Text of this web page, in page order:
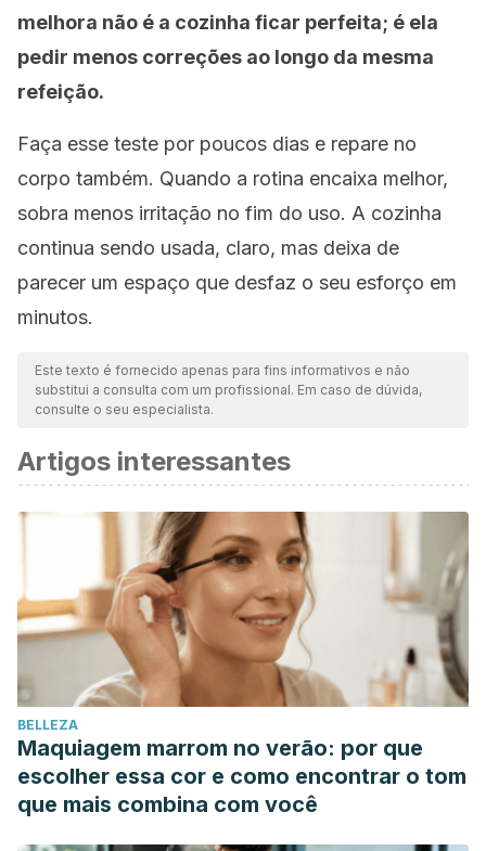
melhora não é a cozinha ficar perfeita; é ela
pedir menos correções ao longo da mesma
refeição.
Faça esse teste por poucos dias e repare no
corpo também. Quando a rotina encaixa melhor,
sobra menos irritação no fim do uso. A cozinha
continua sendo usada, claro, mas deixa de
parecer um espaço que desfaz o seu esforço em
minutos.
Este texto é fornecido apenas para fins informativos e não
substitui a consulta com um profissional. Em caso de dúvida,
consulte o seu especialista.
Artigos interessantes
BELLEZA
Maquiagem marrom no verão: por que
escolher essa cor e como encontrar o tom
que mais combina com você